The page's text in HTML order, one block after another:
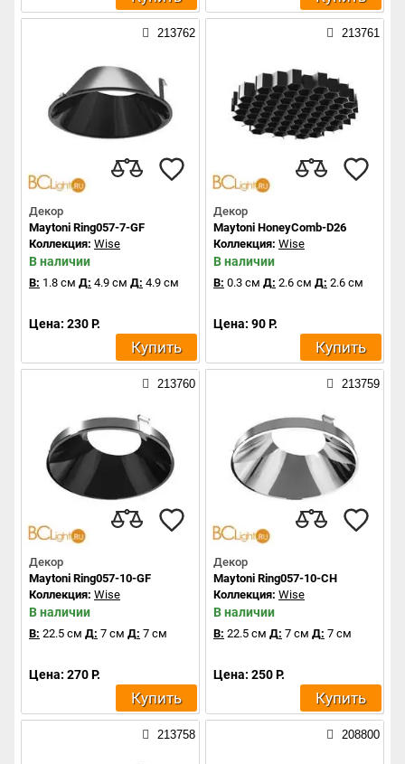
213762
Декор
Maytoni Ring057-7-GF
Коллекция: Wise
В наличии
В: 1.8 см Д: 4.9 см Д: 4.9 см
Цена: 230 Р.
Купить
213761
Декор
Maytoni HoneyComb-D26
Коллекция: Wise
В наличии
В: 0.3 см Д: 2.6 см Д: 2.6 см
Цена: 90 Р.
Купить
213760
Декор
Maytoni Ring057-10-GF
Коллекция: Wise
В наличии
В: 22.5 см Д: 7 см Д: 7 см
Цена: 270 Р.
Купить
213759
Декор
Maytoni Ring057-10-CH
Коллекция: Wise
В наличии
В: 22.5 см Д: 7 см Д: 7 см
Цена: 250 Р.
Купить
213758 208800